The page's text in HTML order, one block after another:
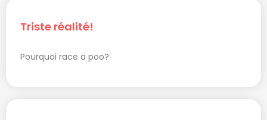
Triste réalité!
Pourquoi race a poo?